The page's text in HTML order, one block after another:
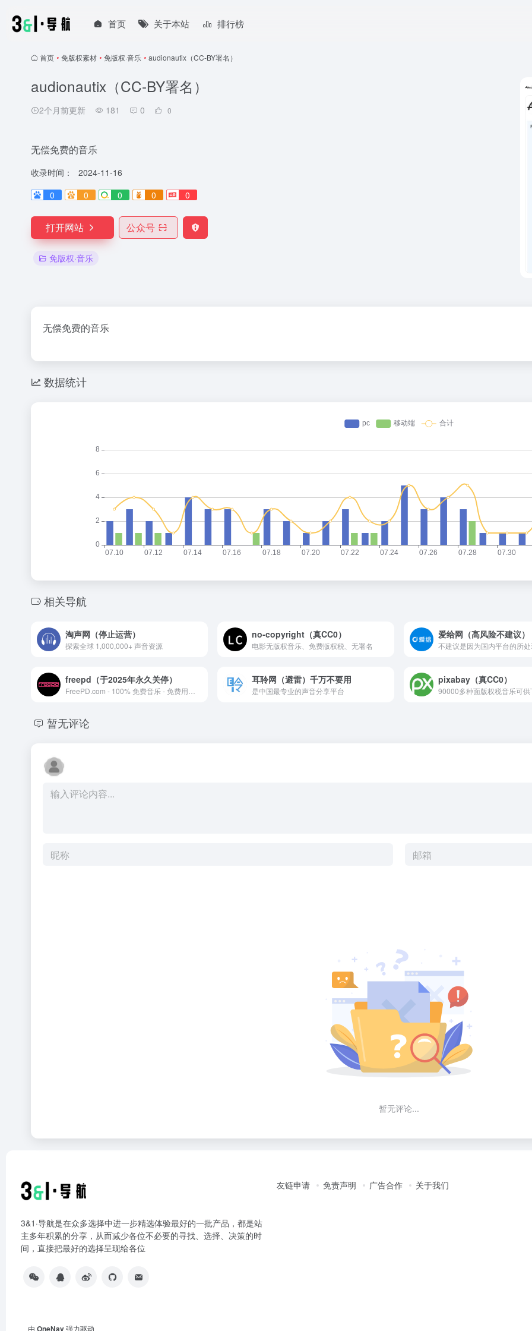
首页 关于本站 排行榜
首页 • 免版权素材 • 免版权·音乐 • audionautix（CC-BY署名）
audionautix（CC-BY署名）
2个月前更新 181 0 0
无偿免费的音乐
收录时间：
2024-11-16
0
0 0 0 0
打开网站 公众号
免版权·音乐
无偿免费的音乐
数据统计
相关导航
淘声网（停止运营）
探索全球 1,000,000+ 声音资源
no-copyright（真CC0）
电影无版权音乐、免费版权税、无署名
爱给网（高风险不建议）
freepd（于2025年永久关停） 耳聆网（避雷）千万不要用
是中国最专业的声音分享平台
pixabay（真CC0）
90000多种面版权税音乐可供
暂无评论
暂无评论...
3&1·导航是在众多选择中进一步精选体验最好的一批产品，都是站
主多年积累的分享，从而减少各位不必要的寻找、选择、决策的时
间，直接把最好的选择呈现给各位
友链申请 免责声明 广告合作 关于我们
由 OneNav强力驱动